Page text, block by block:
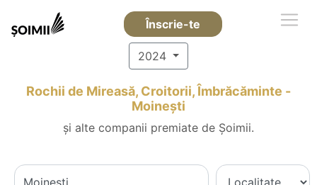
Înscrie-te
2024
Rochii de Mireasă, Croitorii, Îmbrăcăminte -
Moineşti
și alte companii premiate de Șoimii.